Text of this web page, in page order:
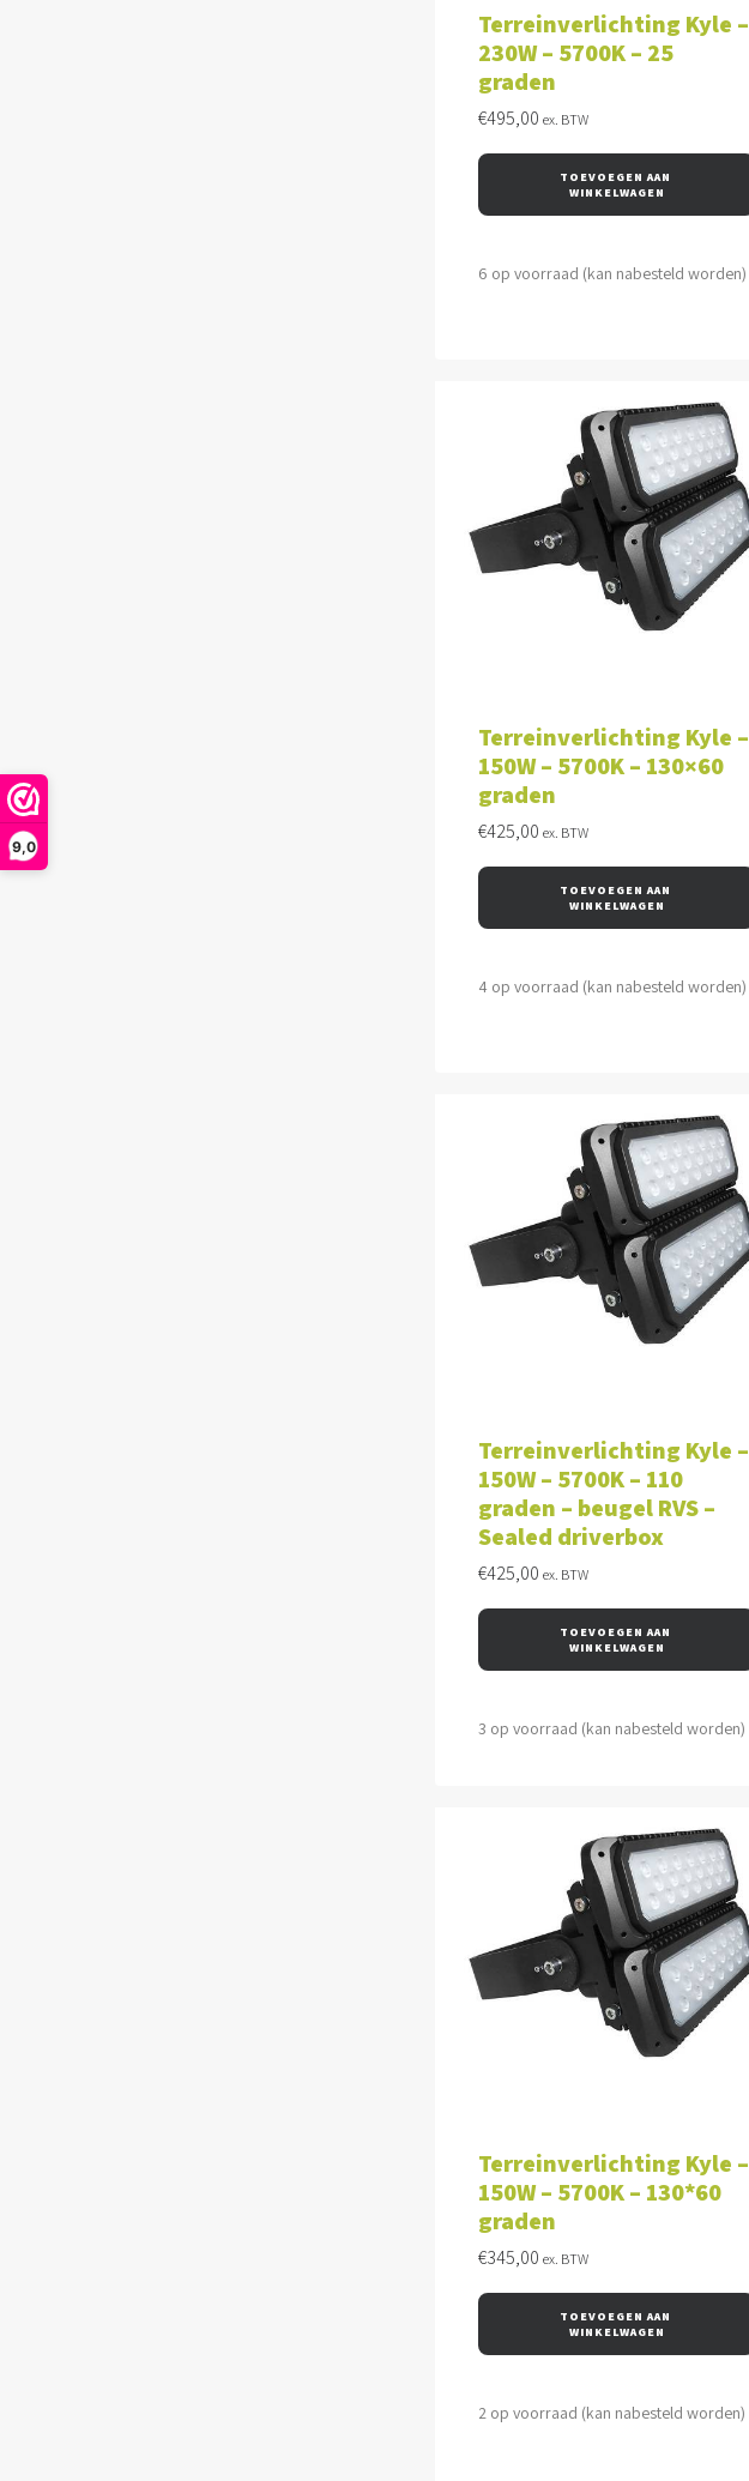
9,0
Terreinverlichting Kyle –
230W – 5700K – 25
graden
€495,00 ex. BTW
TOEVOEGEN AAN
WINKELWAGEN
6 op voorraad (kan nabesteld worden)
Terreinverlichting Kyle –
150W – 5700K – 130×60
graden
€425,00 ex. BTW
TOEVOEGEN AAN
WINKELWAGEN
4 op voorraad (kan nabesteld worden)
Terreinverlichting Kyle –
150W – 5700K – 110
graden – beugel RVS –
Sealed driverbox
€425,00 ex. BTW
TOEVOEGEN AAN
WINKELWAGEN
3 op voorraad (kan nabesteld worden)
Terreinverlichting Kyle –
150W – 5700K – 130*60
graden
€345,00 ex. BTW
TOEVOEGEN AAN
WINKELWAGEN
2 op voorraad (kan nabesteld worden)